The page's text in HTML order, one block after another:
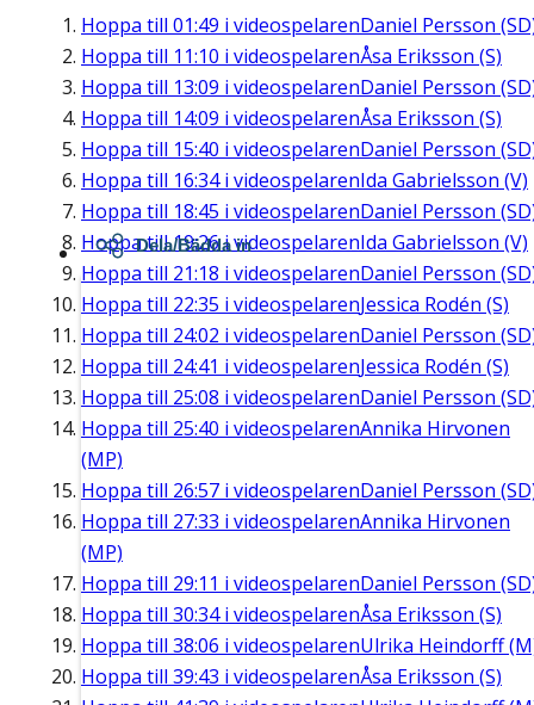
Hoppa till 01:49 i videospelarenDaniel Persson
Hoppa till 11:10 i videospelarenÅsa Eriksson (S)
Hoppa till 13:09 i videospelarenDaniel Persson
Hoppa till 14:09 i videospelarenÅsa Eriksson (S)
Hoppa till 15:40 i videospelarenDaniel Persson
Hoppa till 16:34i videospelarenIda Gabrielsson (V)
Hoppa till 18:45 i videospelarenDaniel Persson
Hoppa till19:26i videospelarenIda Gabrielsson (V)
Hoppa till 21:18 i videospelarenDaniel Persson
Hoppa till 22:35 i videospelarenJessica Rodén (S)
Hoppa till 24:02 i videospelarenDaniel Persson
Hoppa till 24:41 i videospelarenJessica Rodén (S)
Hoppa till 25:08 i videospelarenDaniel Persson
Hoppa till 25:40 i videospelarenAnnika Hirvonen
(MP)
Hoppa till 26:57 i videospelarenDaniel Persson
Hoppa till 27:33 i videospelarenAnnika Hirvonen
(MP)
Hoppa till 29:11 i videospelarenDaniel Persson
Hoppa till 30:34i videospelarenÅsa Eriksson (S)
Hoppa till 38:06 i videospelarenUlrika Heindorff
Hoppa till 39:43 i videospelarenÅsa Eriksson (S)
Dela/Bädda in